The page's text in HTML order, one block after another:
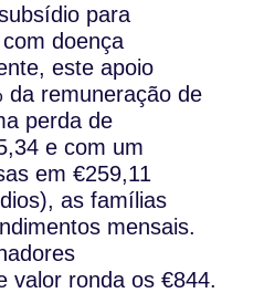
para
doença
este apoio
da remuneração de
perda de
e com um
em €259,11
as famílias
mensais.
valor ronda os €844.